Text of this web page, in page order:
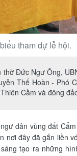
tham dự lễ hội.
Đức Ngư Ông,
Thế Hoàn - Phó
Cầm và đông
dân vùng đất
nơi đây đã gắn liền
tạo ra những